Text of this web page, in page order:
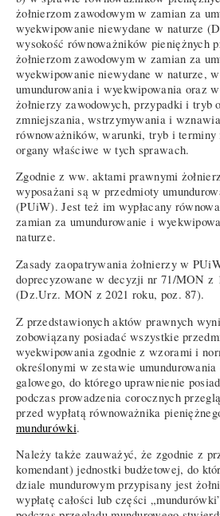
żołnierzom zawodowym w zamian za
wyekwipowanie niewydane w naturze
wysokość równoważników pieniężnych
żołnierzom zawodowym w zamian za
wyekwipowanie niewydane w naturze,
umundurowania i wyekwipowania oraz
żołnierzy zawodowych, przypadki i tryb
zmniejszania, wstrzymywania i
równoważników, warunki, tryb i terminy
organy właściwe w tych sprawach.
Zgodnie z ww. aktami prawnymi
wyposażani są w przedmioty
(PUiW). Jest też im wypłacany
zamian za umundurowanie i
naturze.
Zasady zaopatrywania żołnierzy w
doprecyzowane w decyzji nr 71/MON z
(Dz.Urz. MON z 2021 roku, poz. 87).
Z przedstawionych aktów prawnych
zobowiązany posiadać wszystkie
wyekwipowania zgodnie z wzorami i
określonymi w zestawie
galowego, do którego uprawnienie
podczas prowadzenia corocznych
przed wypłatą równoważnika
mundurówki.
Należy także zauważyć, że zgodnie z
komendant) jednostki budżetowej, do
dziale mundurowym przypisany jest
wypłatę całości lub części